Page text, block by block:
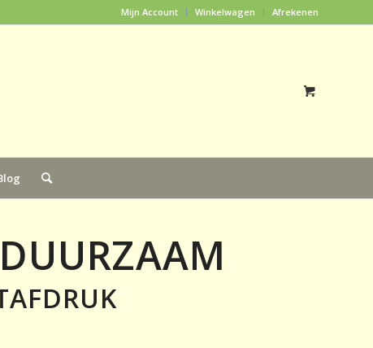
Mijn Account Winkelwagen Afrekenen